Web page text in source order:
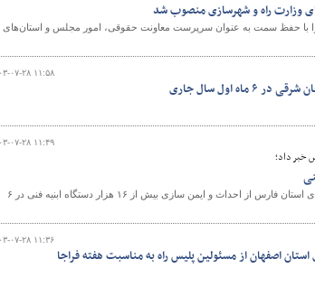
وزارت راه و شهرسازی منصوب شد
با حفظ سمت به عنوان سرپرست معاونت حقوقی، امور مجلس و استان‌های
۱۴۰۳-۰۷-۲۸
اول سال جاری
۱۴۰۳-۰۷-۲۸
خبر داد؛
معاون راهداری اداره کل راهداری و حمل و نقل جاده ای استان فارس از احداث و ایمن سازی بیش از ۱۶ هزار دستگاه ابنیه فنی در ۶
۱۴۰۳-۰۷-۲۸
اصفهان از مسئولین پلیس راه به مناسبت هفته فراجا